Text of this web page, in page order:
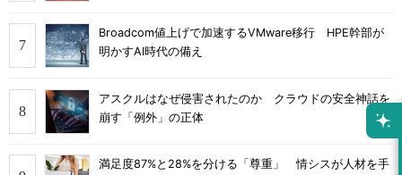
Broadcom値上げで加速するVMware移行 HPE幹部が
明かすAI時代の備え
アスクルはなぜ侵害されたのか クラウドの安全神話を
崩す「例外」の正体
満足度87%と28%を分ける「尊重」 情シスが人材を手